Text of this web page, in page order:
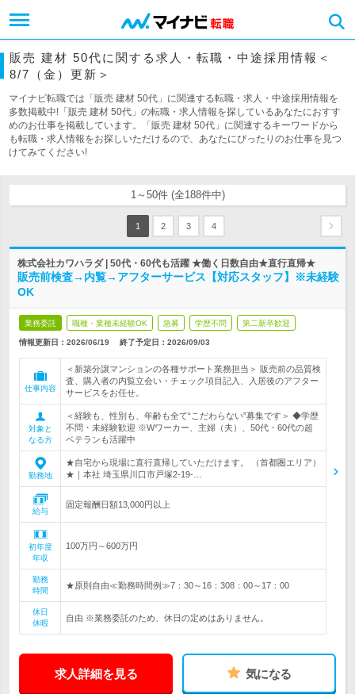
販売 建材 50代に関する求人・転職・中途採用情報＜
8/7（金）更新＞
マイナビ転職では「販売 建材 50代」に関連する転職・求人・中途採用情報を
多数掲載中!「販売 建材 50代」の転職・求人情報を探しているあなたにおすす
めのお仕事を掲載しています。「販売 建材 50代」に関連するキーワードから
も転職・求人情報をお探しいただけるので、あなたにぴったりのお仕事を見つ
けてみてください!
1～50件 (全188件中)
1 2 3 4
株式会社カワハラダ | 50代・60代も活躍 ★働く日数自由★直行直帰★
販売前検査→内覧→アフターサービス【対応スタッフ】※未経験
OK
業務委託 職種・業種未経験OK 急募 学歴不問 第二新卒歓迎
情報更新日：2026/06/19 終了予定日： 2026/09/03
仕事内容
＜新築分譲マンションの各種サポート業務担当＞ 販売前の品質検
査、購入者の内覧立会い・チェック項目記入、入居後のアフター
サービスをお任せ。
対象と
なる方
＜経験も、性別も、年齢も全て“こだわらない”募集です＞ ◆学歴
不問・未経験歓迎 ※Wワーカー、主婦（夫）、50代・60代の超
ベテランも活躍中
勤務地
★自宅から現場に直行直帰していただけます。 （首都圏エリア）
★｜本社 埼玉県川口市戸塚2-19-…
給与
固定報酬日額13,000円以上
初年度
年収
100万円～600万円
勤務
時間
★原則自由≪勤務時間例≫7：30～16：308：00～17：00
休日
休暇
自由 ※業務委託のため、休日の定めはありません。
求人詳細を見る 気になる